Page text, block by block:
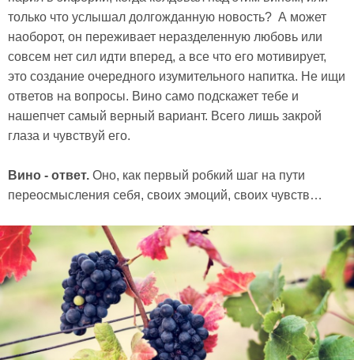
только что услышал долгожданную новость? А может
наоборот, он переживает неразделенную любовь или
совсем нет сил идти вперед, а все что его мотивирует,
это создание очередного изумительного напитка. Не ищи
ответов на вопросы. Вино само подскажет тебе и
нашепчет самый верный вариант. Всего лишь закрой
глаза и чувствуй его.
Вино - ответ. Оно, как первый робкий шаг на пути
переосмысления себя, своих эмоций, своих чувств…